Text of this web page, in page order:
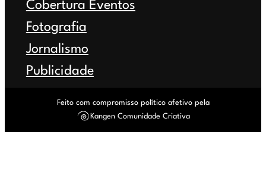
Cobertura Eventos
Fotografia
Jornalismo
Publicidade
Feito com compromisso político afetivo pela
Kangen Comunidade Criativa